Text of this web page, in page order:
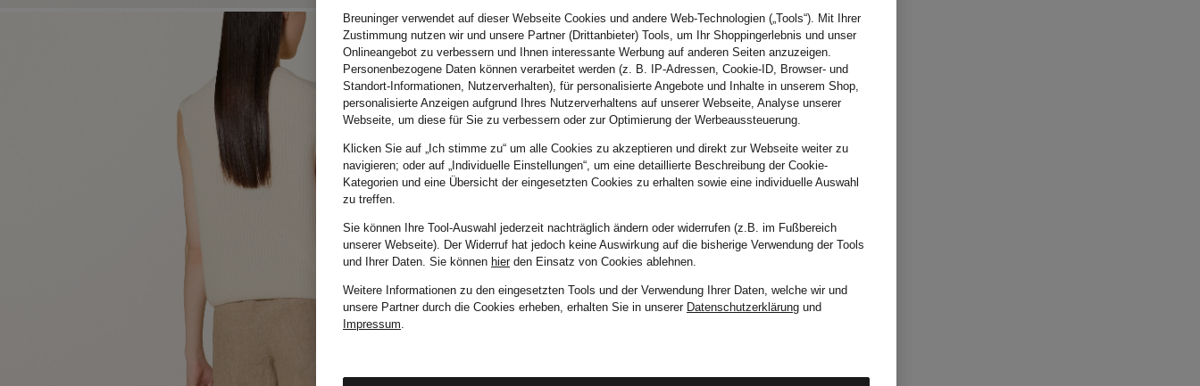
Breuninger verwendet auf dieser Webseite Cookies und andere Web-Technologien („Tools“). Mit Ihrer
Zustimmung nutzen wir und unsere Partner (Drittanbieter) Tools, um Ihr Shoppingerlebnis und unser
Onlineangebot zu verbessern und Ihnen interessante Werbung auf anderen Seiten anzuzeigen.
Personenbezogene Daten können verarbeitet werden (z. B. IP-Adressen, Cookie-ID, Browser- und
Standort-Informationen, Nutzerverhalten), für personalisierte Angebote und Inhalte in unserem Shop,
personalisierte Anzeigen aufgrund Ihres Nutzerverhaltens auf unserer Webseite, Analyse unserer
Webseite, um diese für Sie zu verbessern oder zur Optimierung der Werbeaussteuerung.
Klicken Sie auf „Ich stimme zu“ um alle Cookies zu akzeptieren und direkt zur Webseite weiter zu
navigieren; oder auf „Individuelle Einstellungen“, um eine detaillierte Beschreibung der Cookie-
Kategorien und eine Übersicht der eingesetzten Cookies zu erhalten sowie eine individuelle Auswahl
zu treffen.
Sie können Ihre Tool-Auswahl jederzeit nachträglich ändern oder widerrufen (z.B. im Fußbereich
unserer Webseite). Der Widerruf hat jedoch keine Auswirkung auf die bisherige Verwendung der Tools
und Ihrer Daten. Sie können hierden Einsatz von Cookies ablehnen.
Weitere Informationen zu den eingesetzten Tools und der Verwendung Ihrer Daten, welche wir und
unsere Partner durch die Cookies erheben, erhalten Sie in unserer Datenschutzerklärung und
Impressum.